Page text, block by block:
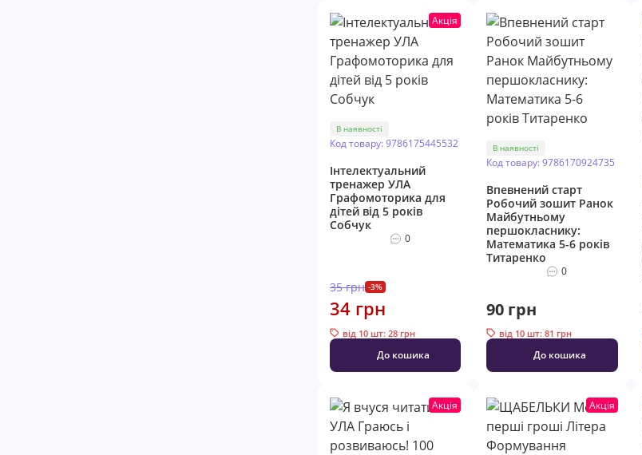
Акція
В наявності
Код товару: 9786175445532
Інтелектуальний
тренажер УЛА
Графомоторика для
дітей від 5 років
Собчук
0
35 грн -3%
34 грн
від 10 шт: 28 грн
До кошика
В наявності
Код товару: 9786170924735
Впевнений старт
Робочий зошит Ранок
Майбутньому
першокласнику:
Математика 5-6 років
Титаренко
0
90 грн
від 10 шт: 81 грн
До кошика
Акція Акція